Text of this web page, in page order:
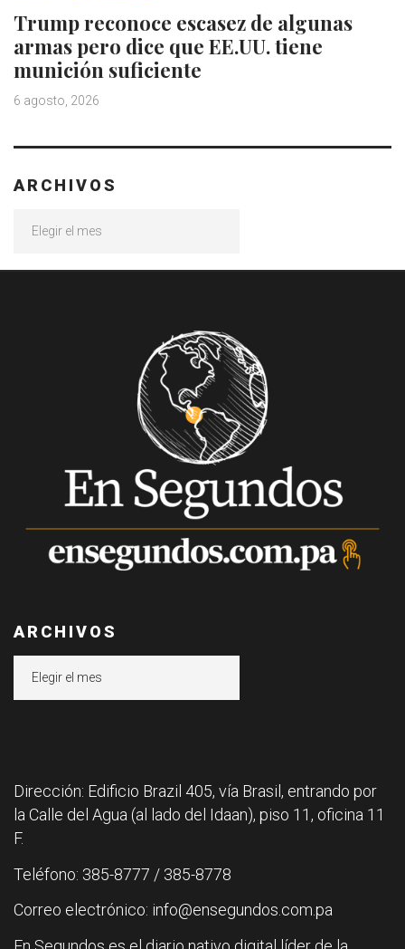
Trump reconoce escasez de algunas
armas pero dice que EE.UU. tiene
munición suficiente
6 agosto, 2026
ARCHIVOS
ARCHIVOS
Dirección: Edificio Brazil 405, vía Brasil, entrando por
la Calle del Agua (al lado del Idaan), piso 11, oficina 11
F.
Teléfono: 385-8777 / 385-8778
Correo electrónico: info@ensegundos.com.pa